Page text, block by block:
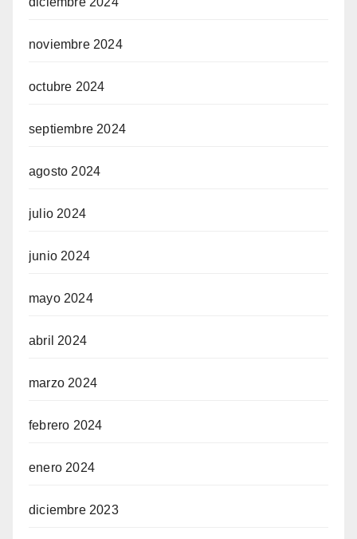
noviembre 2024
octubre 2024
septiembre 2024
agosto 2024
julio 2024
junio 2024
mayo 2024
abril 2024
marzo 2024
febrero 2024
enero 2024
diciembre 2023